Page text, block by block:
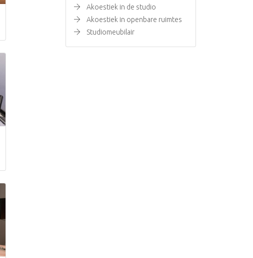
Akoestiek in de studio
Akoestiek in openbare ruimtes
Studiomeubilair